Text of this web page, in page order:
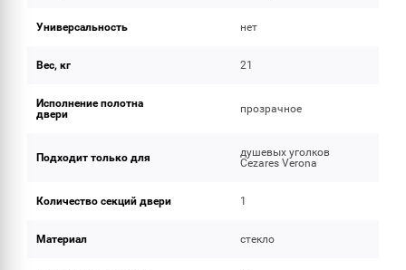
Универсальность нет
Вес, кг 21
Исполнение полотна
двери
прозрачное
Подходит только для
душевых уголков
Cezares Verona
Количество секций двери 1
Материал стекло